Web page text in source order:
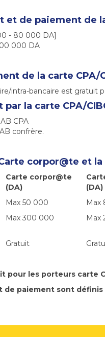
de paiement de
- 80 000 DA]
000 DA
de la carte CPA/
intra-bancaire est gratuit
la carte CPA/
CPA
confrère.
corpor@te et
Carte corpor@te
(DA)
(DA)
Max 50 000
Max
Max 300 000 Max
Gratuit
pour les porteurs carte
de paiement sont